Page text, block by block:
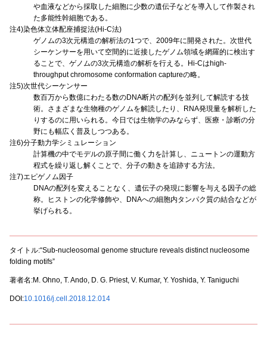
や血液などから採取した細胞に少数の遺伝子などを導入して作製され
た多能性幹細胞である。
注4)染色体立体配座捕捉法(Hi-C法)
ゲノムの3次元構造の解析法の1つで、2009年に開発された。次世代
シーケンサーを用いて空間的に近接したゲノム領域を網羅的に検出す
ることで、ゲノムの3次元構造の解析を行える。Hi-Cはhigh-
throughput chromosome conformation captureの略。
注5)次世代シーケンサー
数百万から数億にわたる数のDNA断片の配列を並列して解読する技
術。さまざまな生物種のゲノムを解読したり、RNA発現量を解析した
りするのに用いられる。今日では生物学のみならず、医療・診断の分
野にも幅広く普及しつつある。
注6)分子動力学シミュレーション
計算機の中でモデルの原子間に働く力を計算し、ニュートンの運動方
程式を繰り返し解くことで、分子の動きを追跡する方法。
注7)エピゲノム因子
DNAの配列を変えることなく、遺伝子の発現に影響を与える因子の総
称。ヒストンの化学修飾や、DNAへの細胞内タンパク質の結合などが
挙げられる。
タイトル:“Sub-nucleosomal genome structure reveals distinct nucleosome
folding motifs”
著者名:M. Ohno, T. Ando, D. G. Priest, V. Kumar, Y. Yoshida, Y. Taniguchi
DOI:10.1016/j.cell.2018.12.014